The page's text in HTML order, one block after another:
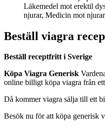
Läkemedel mot erektil
njurar, Medicin mot
Beställ viagra
Beställ receptfritt i Sverige
Köpa Viagra Generisk
online billigt köpa viagra från
Då kommer viagra sälja till ett
Besök nu för att köpa generisk